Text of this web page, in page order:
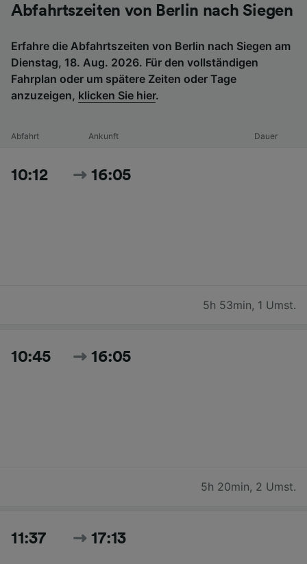
Abfahrtszeiten von Berlin nach Siegen
Erfahre die Abfahrtszeiten von Berlin nach Siegen am
Dienstag, 18. Aug. 2026. Für den vollständigen
Fahrplan oder um spätere Zeiten oder Tage
anzuzeigen, klicken Sie hier.
Abfahrt Ankunft Dauer
10:12 16:05
5h 53min, 1 Umst.
10:45 16:05
5h 20min, 2 Umst.
11:37 17:13